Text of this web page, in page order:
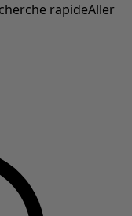
rapideAller